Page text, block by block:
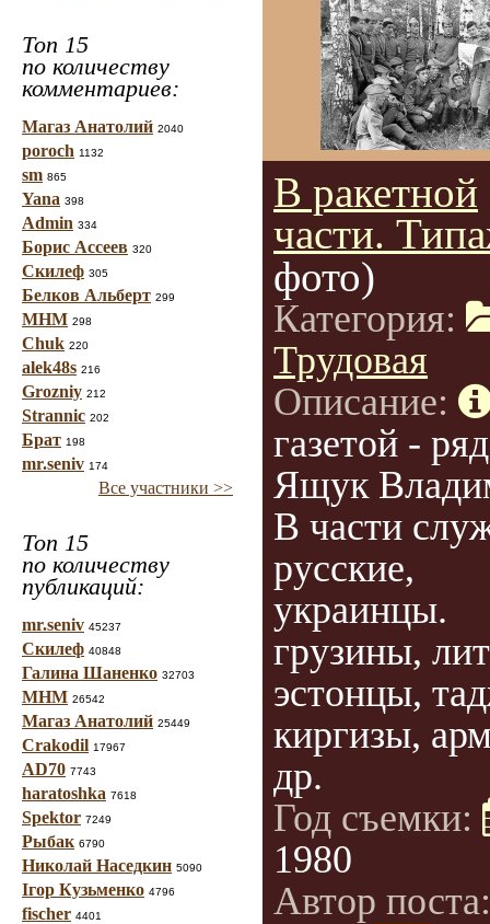
Топ 15
по количеству
комментариев:
Магаз Анатолий 2040
poroch 1132
sm 865
Yana 398
Admin 334
Борис Ассеев 320
Скилеф 305
Белков Альберт 299
МНМ 298
Chuk 220
alek48s 216
Grozniy 212
Strannic 202
Брат 198
mr.seniv 174
Все участники >>
Топ 15
по количеству
публикаций:
mr.seniv 45237
Скилеф 40848
Галина Шаненко 32703
МНМ 26542
Магаз Анатолий 25449
Crakodil 17967
AD70 7743
haratoshka 7618
Spektor 7249
Рыбак 6790
Николай Наседкин 5090
Ігор Кузьменко 4796
fischer 4401
В ракетной
части.
фото)
Категория:
Трудовая
Описание:
газетой -
Ящук
В части
русские,
украинцы.
грузины,
эстонцы,
киргизы,
др.
Год съемки:
1980
Автор